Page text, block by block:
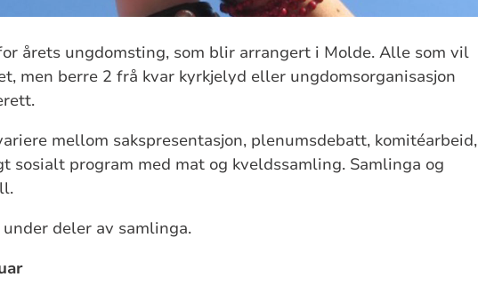
årets ungdomsting, som blir arrangert i Molde. Alle som vil
men berre 2 frå kvar kyrkjelyd eller ungdomsorganisasjon
mellom sakspresentasjon, plenumsdebatt, komitéarbeid,
sosialt program med mat og kveldssamling. Samlinga og
deler av samlinga.